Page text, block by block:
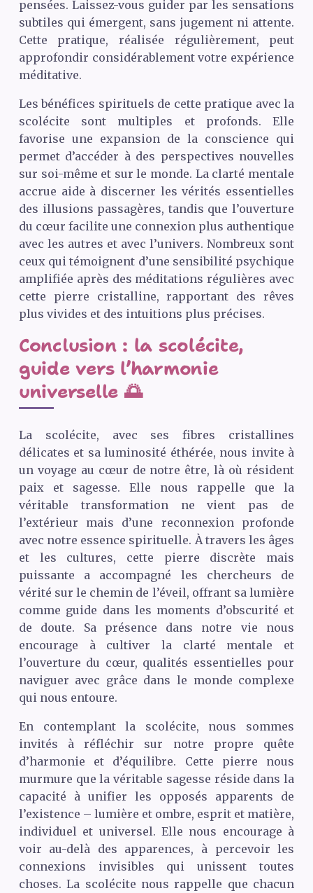
pensées. Laissez-vous guider par les sensations
subtiles qui émergent, sans jugement ni attente.
Cette pratique, réalisée régulièrement, peut
approfondir considérablement votre expérience
méditative.
Les bénéfices spirituels de cette pratique avec la
scolécite sont multiples et profonds. Elle
favorise une expansion de la conscience qui
permet d’accéder à des perspectives nouvelles
sur soi-même et sur le monde. La clarté mentale
accrue aide à discerner les vérités essentielles
des illusions passagères, tandis que l’ouverture
du cœur facilite une connexion plus authentique
avec les autres et avec l’univers. Nombreux sont
ceux qui témoignent d’une sensibilité psychique
amplifiée après des méditations régulières avec
cette pierre cristalline, rapportant des rêves
plus vivides et des intuitions plus précises.
Conclusion : la scolécite,
guide vers l’harmonie
universelle 🌅
La scolécite, avec ses fibres cristallines
délicates et sa luminosité éthérée, nous invite à
un voyage au cœur de notre être, là où résident
paix et sagesse. Elle nous rappelle que la
véritable transformation ne vient pas de
l’extérieur mais d’une reconnexion profonde
avec notre essence spirituelle. À travers les âges
et les cultures, cette pierre discrète mais
puissante a accompagné les chercheurs de
vérité sur le chemin de l’éveil, offrant sa lumière
comme guide dans les moments d’obscurité et
de doute. Sa présence dans notre vie nous
encourage à cultiver la clarté mentale et
l’ouverture du cœur, qualités essentielles pour
naviguer avec grâce dans le monde complexe
qui nous entoure.
En contemplant la scolécite, nous sommes
invités à réfléchir sur notre propre quête
d’harmonie et d’équilibre. Cette pierre nous
murmure que la véritable sagesse réside dans la
capacité à unifier les opposés apparents de
l’existence – lumière et ombre, esprit et matière,
individuel et universel. Elle nous encourage à
voir au-delà des apparences, à percevoir les
connexions invisibles qui unissent toutes
choses. La scolécite nous rappelle que chacun